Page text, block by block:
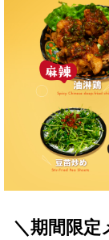
＼期間限